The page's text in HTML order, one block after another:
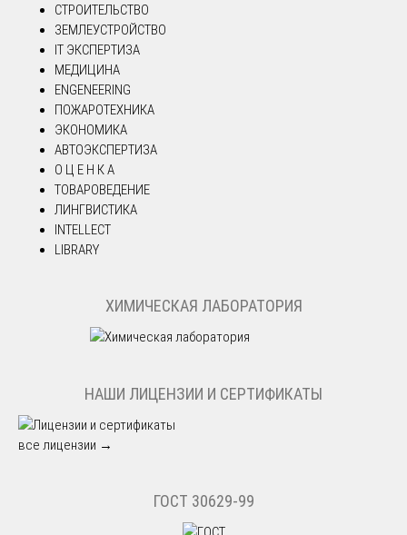
СТРОИТЕЛЬСТВО
ЗЕМЛЕУСТРОЙСТВО
IT ЭКСПЕРТИЗА
МЕДИЦИНА
ENGENEERING
ПОЖАРОТЕХНИКА
ЭКОНОМИКА
АВТОЭКСПЕРТИЗА
О Ц Е Н К А
ТОВАРОВЕДЕНИЕ
ЛИНГВИСТИКА
INTELLECT
LIBRARY
ХИМИЧЕСКАЯ ЛАБОРАТОРИЯ
НАШИ ЛИЦЕНЗИИ И СЕРТИФИКАТЫ
все лицензии →
ГОСТ 30629-99